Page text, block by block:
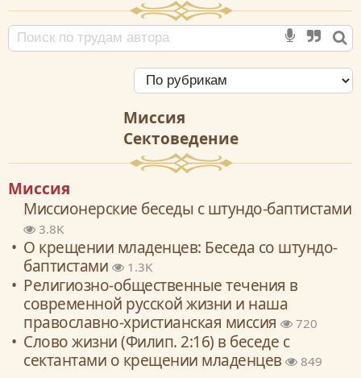
Проверь себя
Семья и здоровье
Миссия
Сектоведение
Миссия
Миссионерские беседы с штундо-баптистами
3.8K
О крещении младенцев: Беседа со штундо-
баптистами
1.3K
Религиозно-общественные течения в
современной русской жизни и наша
православно-христианская миссия
720
Слово жизни (Филип. 2:16) в беседе с
сектантами о крещении младенцев
849